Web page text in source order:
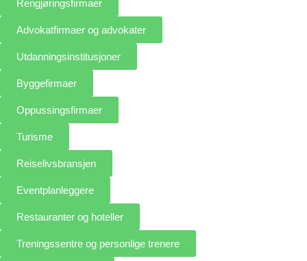
Rengjøringsfirmaer
Advokatfirmaer og advokater
Utdanningsinstitusjoner
Byggefirmaer
Oppussingsfirmaer
Turisme
Reiselivsbransjen
Eventplanleggere
Restauranter og hoteller
Treningssentre og personlige trenere